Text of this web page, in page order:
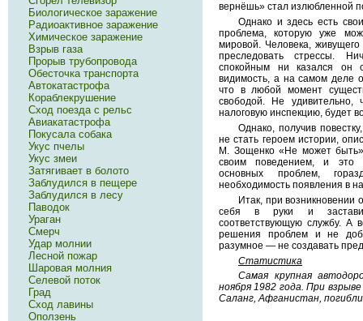
вернёшь» стал излюбленной
Однако и здесь есть
проблема, которую уже
мировой. Человека,
преследовать стрессы.
спокойным ни казался он
видимость, а на самом деле
что в любой момент
свободой. Не удивительно,
налоговую инспекцию, будет
Однако, получив
не стать героем истории,
М. Зощенко «Не может
своим поведением, и это
основных проблем,
необходимость появления в
Итак, при возникновении
себя в руки и
соответствующую службу. А
решения проблем и не
разумное — не создавать
Статистика
Самая крупная
ноября 1982 года. При
Саланг, Афганистан, погибли
Биологическое заражение
Радиоактивное заражение
Химическое заражение
Взрыв газа
Прорыв трубопровода
Обесточка транспорта
Автокатастрофа
Кораблекрушение
Сход поезда с рельс
Авиакатастрофа
Покусала собака
Укус пчелы
Укус змеи
Затягивает в болото
Заблудился в пещере
Заблудился в лесу
Паводок
Ураган
Смерч
Удар молнии
Лесной пожар
Шаровая молния
Селевой поток
Град
Сход лавины
Оползень